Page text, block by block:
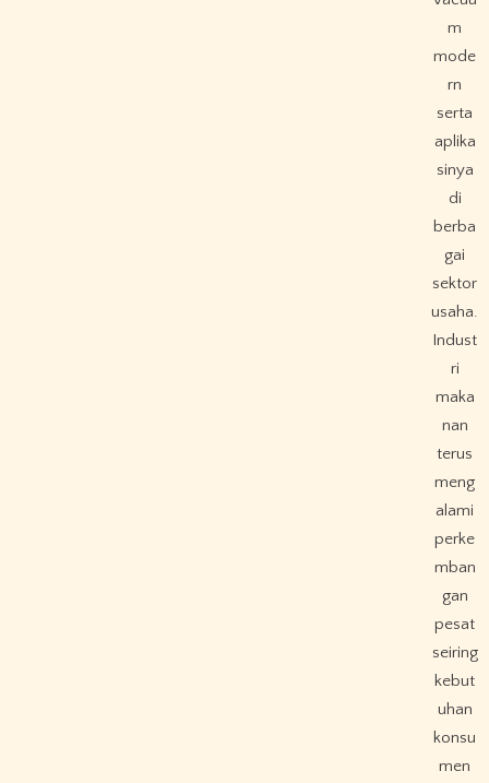
m
mode
rn
serta
aplika
sinya
di
berba
gai
sektor
usaha.
Indust
ri
maka
nan
terus
meng
alami
perke
mban
gan
pesat
seiring
kebut
uhan
konsu
men